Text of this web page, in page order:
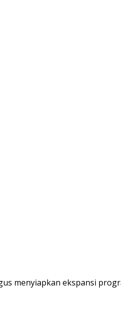
menyiapkan ekspansi